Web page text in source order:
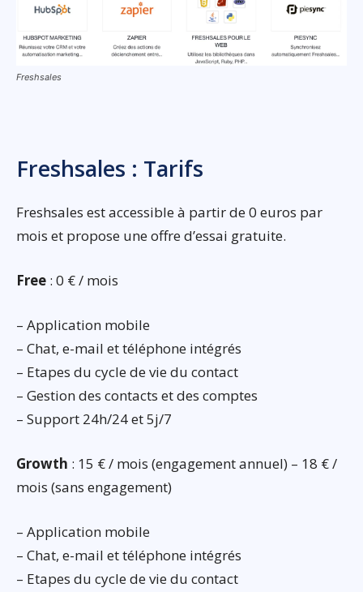
Freshsales
Freshsales : Tarifs
Freshsales est accessible à partir de 0 euros par
mois et propose une offre d’essai gratuite.
Free : 0 € / mois
– Application mobile
– Chat, e-mail et téléphone intégrés
– Etapes du cycle de vie du contact
– Gestion des contacts et des comptes
– Support 24h/24 et 5j/7
Growth : 15 € / mois (engagement annuel) – 18 € /
mois (sans engagement)
– Application mobile
– Chat, e-mail et téléphone intégrés
– Etapes du cycle de vie du contact